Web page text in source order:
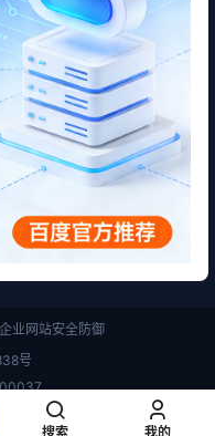
业网站安全防御
号
秒
搜索 我的